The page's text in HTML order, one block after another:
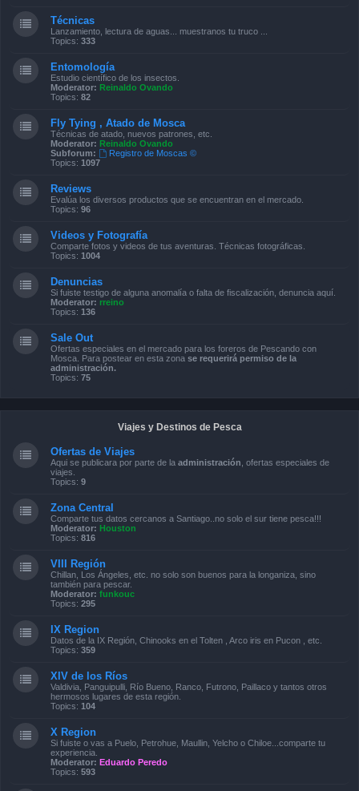
Técnicas
Lanzamiento, lectura de aguas... muestranos tu truco ...
Topics: 333
Entomología
Estudio científico de los insectos.
Moderator: Reinaldo Ovando
Topics: 82
Fly Tying , Atado de Mosca
Técnicas de atado, nuevos patrones, etc.
Moderator: Reinaldo Ovando
Subforum:
Registro de Moscas ©
Topics: 1097
Reviews
Evalúa los diversos productos que se encuentran en el mercado.
Topics: 96
Videos y Fotografía
Comparte fotos y videos de tus aventuras. Técnicas fotográficas.
Topics: 1004
Denuncias
Si fuiste testigo de alguna anomalía o falta de fiscalización, denuncia aquí.
Moderator: rreino
Topics: 136
Sale Out
Ofertas especiales en el mercado para los foreros de Pescando con
Mosca. Para postear en esta zona se requerirá permiso de la
administración.
Topics: 75
Viajes y Destinos de Pesca
Ofertas de Viajes
Aqui se publicara por parte de la administración , ofertas especiales de
viajes.
Topics: 9
Zona Central
Comparte tus datos cercanos a Santiago..no solo el sur tiene pesca!!!
Moderator: Houston
Topics: 816
VIII Región
Chillan, Los Ángeles, etc. no solo son buenos para la longaniza, sino
también para pescar.
Moderator: funkouc
Topics: 295
IX Region
Datos de la IX Región, Chinooks en el Tolten , Arco iris en Pucon , etc.
Topics: 359
XIV de los Ríos
Valdivia, Panguipulli, Río Bueno, Ranco, Futrono, Paillaco y tantos otros
hermosos lugares de esta región.
Topics: 104
X Region
Si fuiste o vas a Puelo, Petrohue, Maullin, Yelcho o Chiloe...comparte tu
experiencia.
Moderator: Eduardo Peredo
Topics: 593